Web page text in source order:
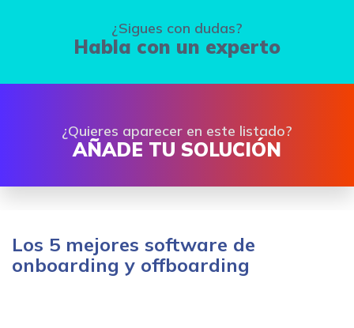
¿Sigues con dudas?
Habla con un experto
¿Quieres aparecer en este listado?
AÑADE TU SOLUCIÓN
Los 5 mejores software de
onboarding y offboarding